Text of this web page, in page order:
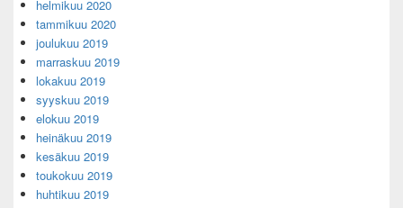
helmikuu 2020
tammikuu 2020
joulukuu 2019
marraskuu 2019
lokakuu 2019
syyskuu 2019
elokuu 2019
heinäkuu 2019
kesäkuu 2019
toukokuu 2019
huhtikuu 2019